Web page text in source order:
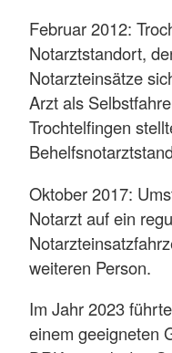
Februar 2012:
Notarztstandort,
Notarzteinsätze
Arzt als
Trochtelfingen
Oktober 2017:
Notarzt auf ein
weiteren Person.
Im Jahr 2023
einem geeigneten